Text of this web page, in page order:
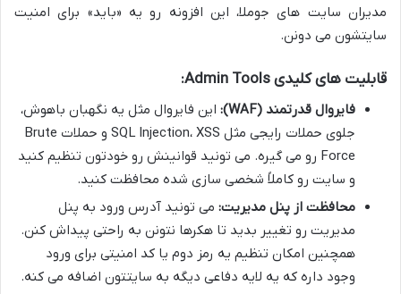
مدیران سایت های جوملا، این افزونه رو یه «باید» برای امنیت
سایتشون می دونن.
قابلیت های کلیدی Admin Tools:
فایروال قدرتمند (WAF):
این فایروال مثل یه نگهبان باهوش،
جلوی حملات رایجی مثل SQL Injection، XSS و حملات Brute
Force رو می گیره. می تونید قوانینش رو خودتون تنظیم کنید
و سایت رو کاملاً شخصی سازی شده محافظت کنید.
محافظت از پنل مدیریت: می تونید آدرس ورود به پنل
مدیریت رو تغییر بدید تا هکرها نتونن به راحتی پیداش کنن.
همچنین امکان تنظیم یه رمز دوم یا کد امنیتی برای ورود
وجود داره که یه لایه دفاعی دیگه به سایتتون اضافه می کنه.